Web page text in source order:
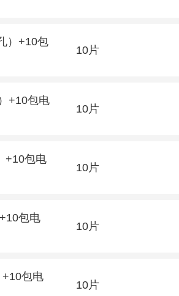
）+10包
10片
+10包电
10片
+10包电
10片
包电
10片
包电
10片